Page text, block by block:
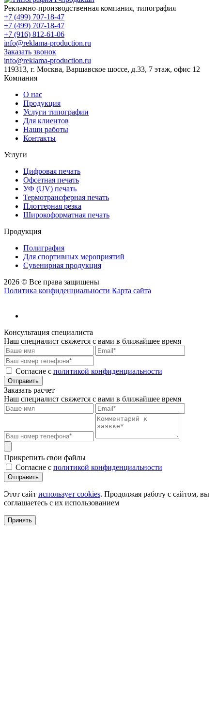
Рекламно-производственная компания, типография
+7 (499) 707-18-47
+7 (499) 707-18-47
+7 (916) 812-61-06
info@reklama-production.ru
Заказать звонок
info@reklama-production.ru
119313, г. Москва, Варшавское шоссе, д.33, 7 этаж, офис 12
Компания
О нас
Продукция
Услуги типографии
Для клиентов
Наши работы
Контакты
Услуги
Цифровая печать
Офсетная печать
УФ (UV) печать
Термотрансферная печать
Плоттерная резка
Широкоформатная печать
Продукция
Полиграфия
Для спортивных мероприятий
Сувенирная продукция
2026 © Все права защищены
Политика конфиденциальности Карта сайта
Консультация специалиста
Наш специалист свяжется с вами в ближайшее время
Cогласие с политикой конфиденциальности
Отправить
Заказать расчет
Наш специалист свяжется с вами в ближайшее время
Прикрепить свои файлы
Cогласие с политикой конфиденциальности
Отправить
Этот сайт использует cookies. Продолжая работу с сайтом, вы
соглашаетесь с их использованием
Принять